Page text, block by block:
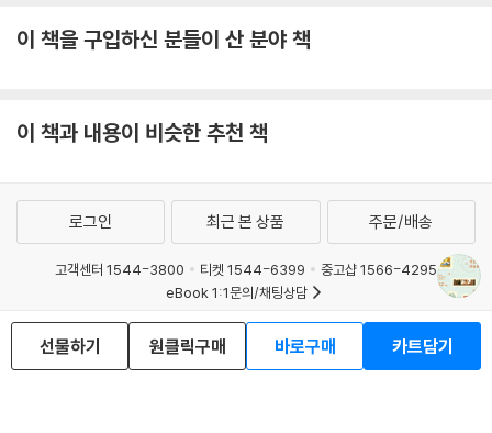
이 책을 구입하신 분들이 산 분야 책
이 책과 내용이 비슷한 추천 책
선물하기 원클릭구매 바로구매 카트담기
로그인 최근 본 상품 주문/배송
고객센터 1544-3800 티켓 1544-6399
중고샵 1566-4295
eBook 1:1문의/채팅상담
예스이십사(주) 사업자 정보
이용약관
개인정보처리방침
청소년보호정책